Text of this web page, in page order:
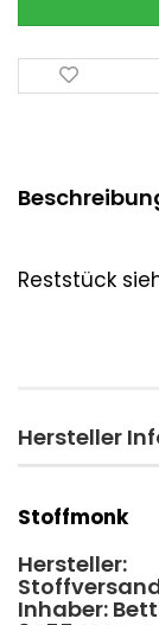
Reststück
Hersteller
Stoffmonk
Hersteller:
Inhaber: